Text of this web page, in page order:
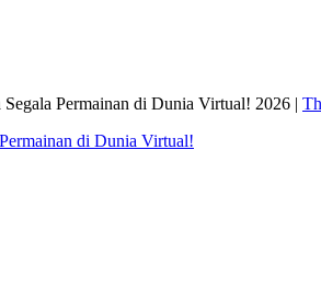
Permainan di Dunia Virtual! 2026 |